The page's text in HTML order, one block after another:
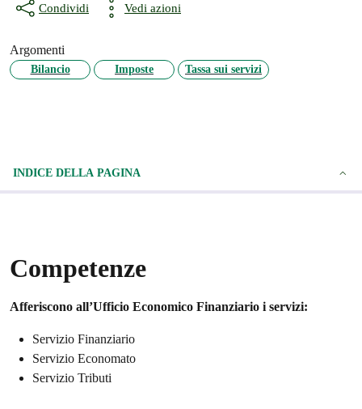
Condividi Vedi azioni
Argomenti
Bilancio Imposte Tassa sui servizi
INDICE DELLA PAGINA
Competenze
Afferiscono all’Ufficio Economico Finanziario i servizi:
Servizio Finanziario
Servizio Economato
Servizio Tributi